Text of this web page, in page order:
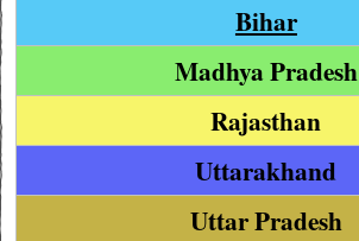
Bihar
Madhya Pradesh
Rajasthan
Uttarakhand
Uttar Pradesh